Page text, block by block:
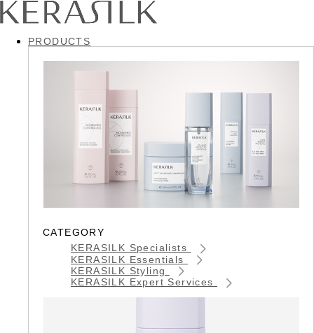
PRODUCTS
CATEGORY
KERASILK Specialists
KERASILK Essentials
KERASILK Styling
KERASILK Expert Services